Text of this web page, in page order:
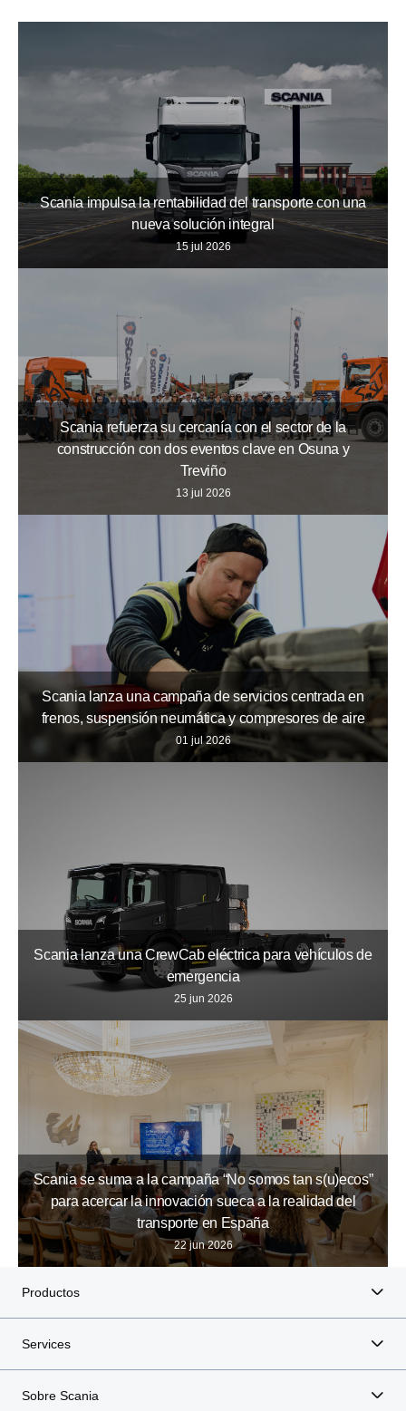
Scania impulsa la rentabilidad del transporte con una
nueva solución integral
15 jul 2026
Scania refuerza su cercanía con el sector de la
construcción con dos eventos clave en Osuna y
Treviño
13 jul 2026
Scania lanza una campaña de servicios centrada en
frenos, suspensión neumática y compresores de aire
01 jul 2026
Scania lanza una CrewCab eléctrica para vehículos de
emergencia
25 jun 2026
Scania se suma a la campaña “No somos tan s(u)ecos”
para acercar la innovación sueca a la realidad del
transporte en España
22 jun 2026
Productos
Services
Sobre Scania